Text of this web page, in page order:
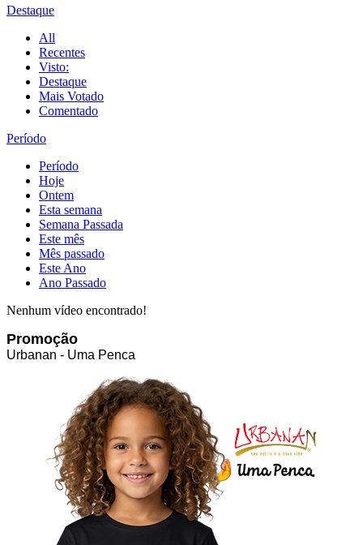
Destaque
All
Recentes
Visto:
Destaque
Mais Votado
Comentado
Período
Período
Hoje
Ontem
Esta semana
Semana Passada
Este mês
Mês passado
Este Ano
Ano Passado
Nenhum vídeo encontrado!
Promoção
Urbanan - Uma Penca